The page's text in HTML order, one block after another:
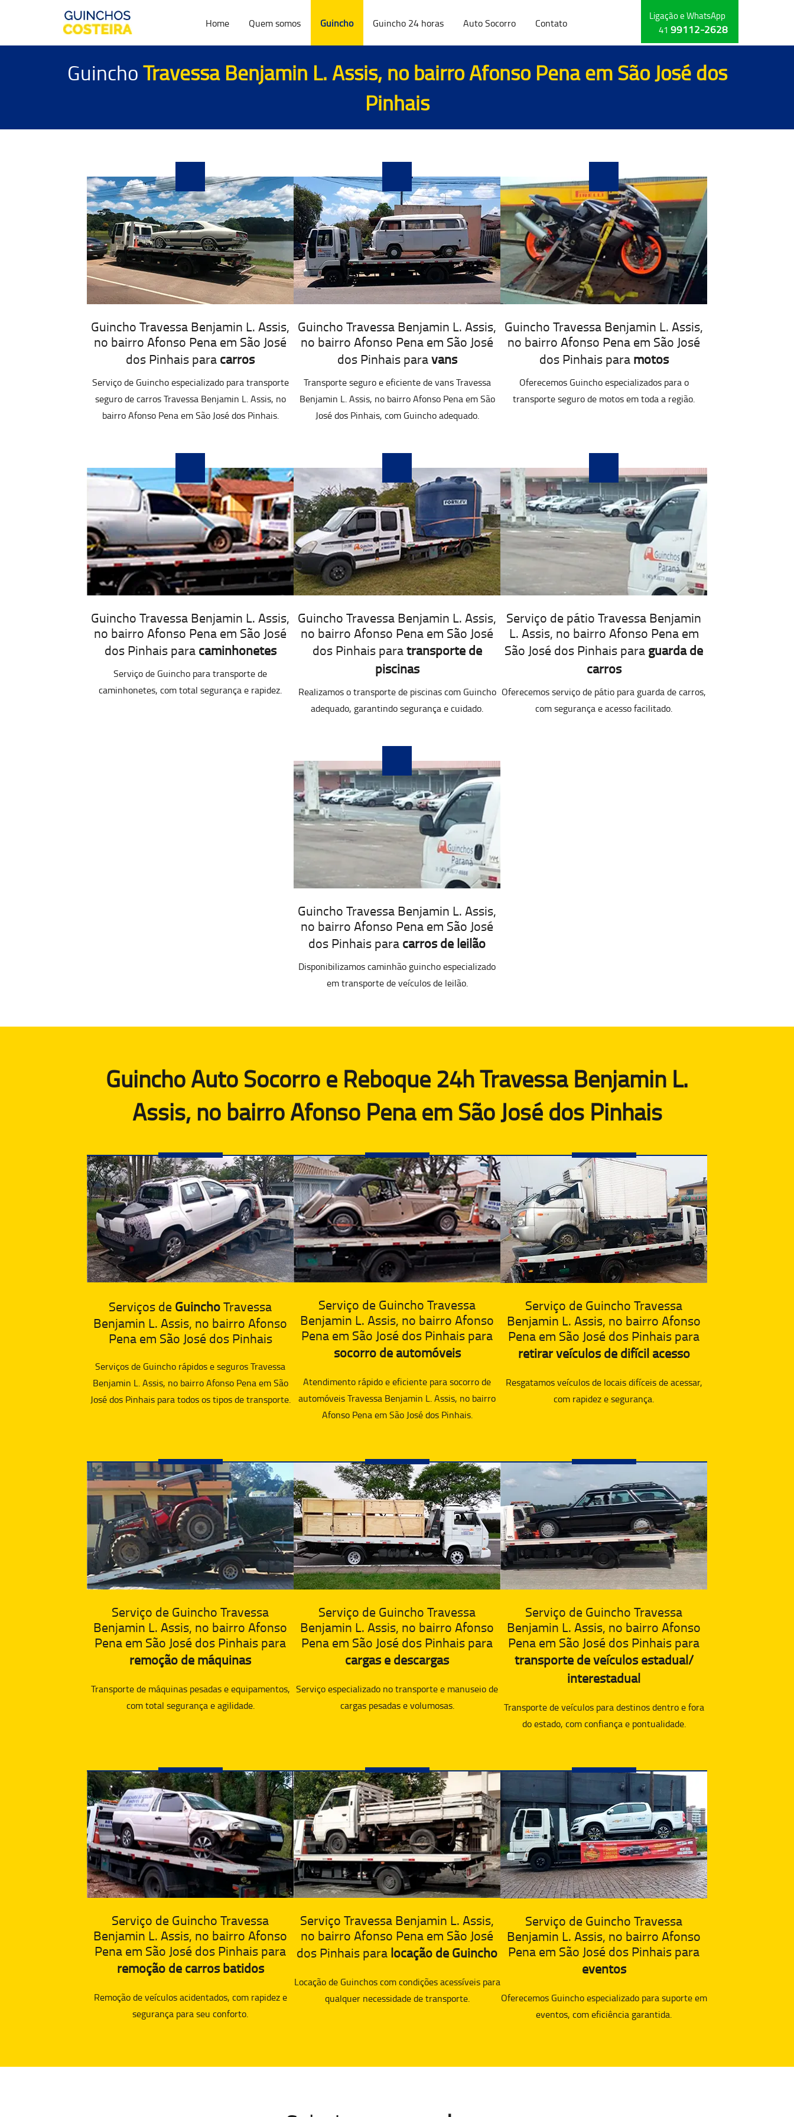
Home Quem somos Guincho Guincho 24 horas Auto Socorro Contato
Ligação e WhatsApp
41 99112-2628
GuinchoTravessa Benjamin L. Assis, no bairro Afonso Pena em São José dos
Pinhais
Guincho Travessa Benjamin L. Assis,
no bairro Afonso Pena em São José
dos Pinhais paracarros
Serviço de Guincho especializado para transporte
seguro de carros Travessa Benjamin L. Assis, no
bairro Afonso Pena em São José dos Pinhais.
Guincho Travessa Benjamin L. Assis,
no bairro Afonso Pena em São José
dos Pinhais paravans
Transporte seguro e eficiente de vans Travessa
Benjamin L. Assis, no bairro Afonso Pena em São
José dos Pinhais, com Guincho adequado.
Guincho Travessa Benjamin L. Assis,
no bairro Afonso Pena em São José
dos Pinhais paramotos
Oferecemos Guincho especializados para o
transporte seguro de motos em toda a região.
Guincho Travessa Benjamin L. Assis,
no bairro Afonso Pena em São José
dos Pinhais paracaminhonetes
Serviço de Guincho para transporte de
caminhonetes, com total segurança e rapidez.
Guincho Travessa Benjamin L. Assis,
no bairro Afonso Pena em São José
dos Pinhais paratransporte de
piscinas
Realizamos o transporte de piscinas com Guincho
adequado, garantindo segurança e cuidado.
Serviço de pátio Travessa Benjamin
L. Assis, no bairro Afonso Pena em
São José dos Pinhais paraguarda de
carros
Oferecemos serviço de pátio para guarda de carros,
com segurança e acesso facilitado.
Guincho Travessa Benjamin L. Assis,
no bairro Afonso Pena em São José
dos Pinhais paracarros de leilão
Disponibilizamos caminhão guincho especializado
em transporte de veículos de leilão.
Guincho Auto Socorro e Reboque 24h Travessa Benjamin L.
Assis, no bairro Afonso Pena em São José dos Pinhais
Serviços deGuinchoTravessa
Benjamin L. Assis, no bairro Afonso
Pena em São José dos Pinhais
Serviços de Guincho rápidos e seguros Travessa
Benjamin L. Assis, no bairro Afonso Pena em São
José dos Pinhais para todos os tipos de transporte.
Serviço de Guincho Travessa
Benjamin L. Assis, no bairro Afonso
Pena em São José dos Pinhais para
socorro de automóveis
Atendimento rápido e eficiente para socorro de
automóveis Travessa Benjamin L. Assis, no bairro
Afonso Pena em São José dos Pinhais.
Serviço de Guincho Travessa
Benjamin L. Assis, no bairro Afonso
Pena em São José dos Pinhais para
retirar veículos de difícil acesso
Resgatamos veículos de locais difíceis de acessar,
com rapidez e segurança.
Serviço de Guincho Travessa
Benjamin L. Assis, no bairro Afonso
Pena em São José dos Pinhais para
remoção de máquinas
Transporte de máquinas pesadas e equipamentos,
com total segurança e agilidade.
Serviço de Guincho Travessa
Benjamin L. Assis, no bairro Afonso
Pena em São José dos Pinhais para
cargas e descargas
Serviço especializado no transporte e manuseio de
cargas pesadas e volumosas.
Serviço de Guincho Travessa
Benjamin L. Assis, no bairro Afonso
Pena em São José dos Pinhais para
transporte de veículos estadual/
interestadual
Transporte de veículos para destinos dentro e fora
do estado, com confiança e pontualidade.
Serviço de Guincho Travessa
Benjamin L. Assis, no bairro Afonso
Pena em São José dos Pinhais para
remoção de carros batidos
Remoção de veículos acidentados, com rapidez e
segurança para seu conforto.
Serviço Travessa Benjamin L. Assis,
no bairro Afonso Pena em São José
dos Pinhais paralocação de Guincho
Locação de Guinchos com condições acessíveis para
qualquer necessidade de transporte.
Serviço de Guincho Travessa
Benjamin L. Assis, no bairro Afonso
Pena em São José dos Pinhais para
eventos
Oferecemos Guincho especializado para suporte em
eventos, com eficiência garantida.